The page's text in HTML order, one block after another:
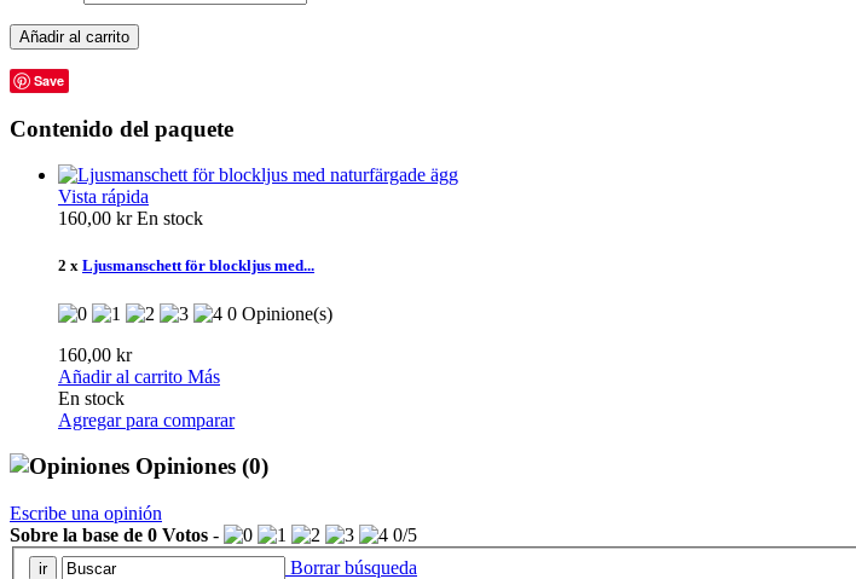
Añadir al carrito
Save
Contenido del paquete
Vista rápida
160,00 krEn stock
2 x Ljusmanschett för blockljus med...
0 Opinione(s)
160,00 kr
Añadir al carrito Más
En stock
Agregar para comparar
Opiniones (0)
Escribe una opinión
Sobre la base de 0 Votos - 0/5
Borrar búsqueda